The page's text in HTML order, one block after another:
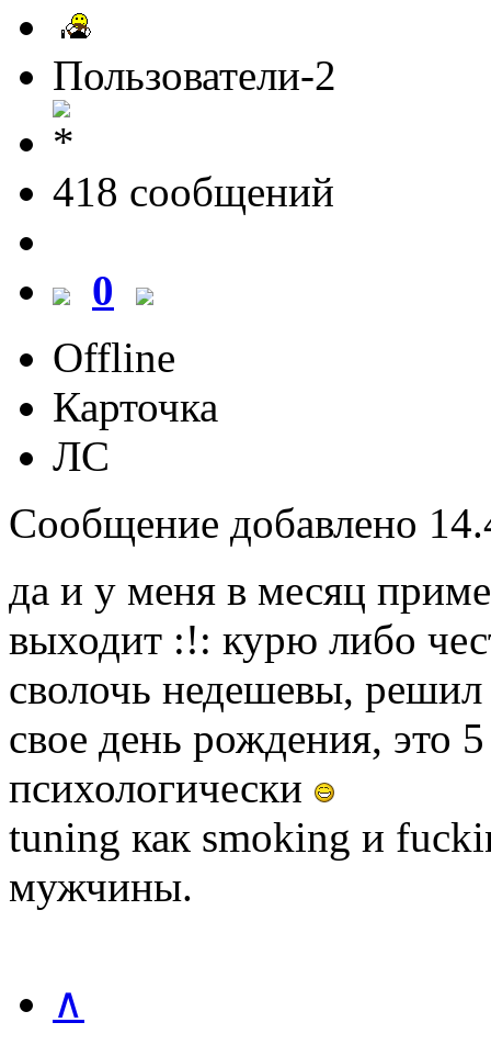
Пользователи-2
418 cообщений
0
Offline
Карточка
ЛС
Сообщение добавлено
да и у меня в месяц
выходит :!: курю либо
сволочь недешевы, решил
свое день рождения, это
психологически
tuning как smoking и
мужчины.
∧